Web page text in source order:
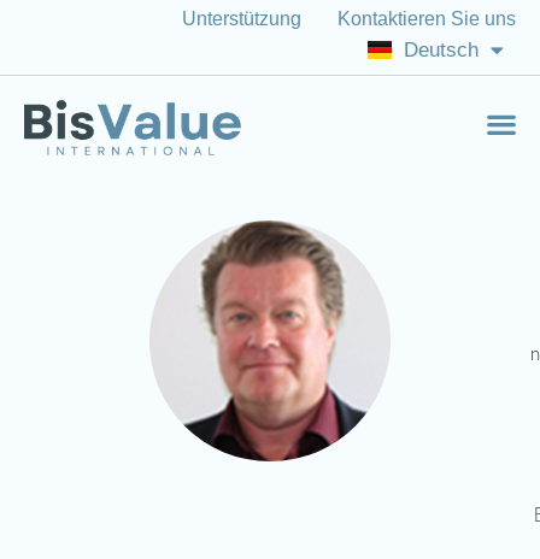
Unterstützung Kontaktieren Sie uns
Deutsch
Italiano
English (US)